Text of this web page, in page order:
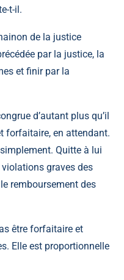
t-il.
de la justice
par la justice, la
et finir par la
d’autant plus qu’il
forfaitaire, en attendant.
Quitte à lui
graves des
remboursement des
être forfaitaire et
Elle est proportionnelle